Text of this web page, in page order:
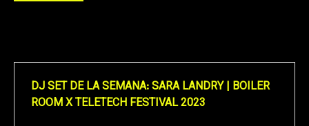
DJ SET DE LA SEMANA: SARA LANDRY | BOILER
ROOM X TELETECH FESTIVAL 2023